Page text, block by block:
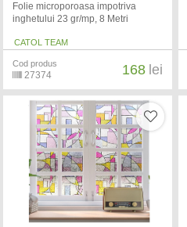
Folie microporoasa impotriva
inghetului 23 gr/mp, 8 Metri
CATOL TEAM
Cod produs
27374 168 lei